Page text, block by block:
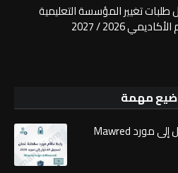
طلبات تغيير المؤسسة التعليمية
2026 / 2027
مهمة
رابط نظام مورد | تسجيل الدخول إلى مورد Mawred